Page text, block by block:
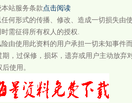
站服务条款点击阅读
何形式的传播、修改、造成一切损失由
需征得所有权人的授权.
由使用此资料的用户承担一切未知事件
，过保修，损坏，遗弃或用户主动放弃
使用。